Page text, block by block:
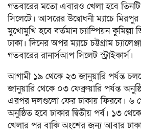
গতবারের মতো এবারও খেলা হবে তিনটি
সিলেটে। আসরের উদ্বোধনী ম্যাচে মিরপুর
মুখোমুখি হবে বর্তমান চ্যাম্পিয়ন কুমিল্লা
ঢাকা। দিনের অপর ম্যাচে চট্টগ্রাম
গতবারের রানার্সআপ সিলেট স্ট্রাইকার্স।
আগামী ১৯ থেকে ২৩ জানুয়ারি পর্যন্ত
জানুয়ারি থেকে ০৩ ফেব্রুয়ারি পর্যন্ত
এরপর দলগুলো ফের ঢাকায় ফিরবে। ৬
অনুষ্ঠিত হবে ঢাকার দ্বিতীয় পর্ব। ১৩
খেলার পর বাকি অংশের জন্য আবার